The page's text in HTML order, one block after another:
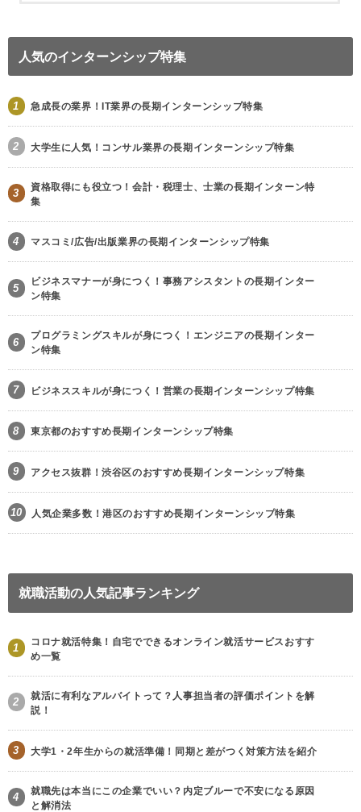
人気のインターンシップ特集
1 急成長の業界！IT業界の長期インターンシップ特集
2 大学生に人気！コンサル業界の長期インターンシップ特集
3
資格取得にも役立つ！会計・税理士、士業の長期インターン特
集
4 マスコミ/広告/出版業界の長期インターンシップ特集
5
ビジネスマナーが身につく！事務アシスタントの長期インター
ン特集
6
プログラミングスキルが身につく！エンジニアの長期インター
ン特集
7 ビジネススキルが身につく！営業の長期インターンシップ特集
8 東京都のおすすめ長期インターンシップ特集
9 アクセス抜群！渋谷区のおすすめ長期インターンシップ特集
10 人気企業多数！港区のおすすめ長期インターンシップ特集
就職活動の人気記事ランキング
1
コロナ就活特集！自宅でできるオンライン就活サービスおすす
め一覧
2
就活に有利なアルバイトって？人事担当者の評価ポイントを解
説！
3 大学1・2年生からの就活準備！同期と差がつく対策方法を紹介
4
就職先は本当にこの企業でいい？内定ブルーで不安になる原因
と解消法